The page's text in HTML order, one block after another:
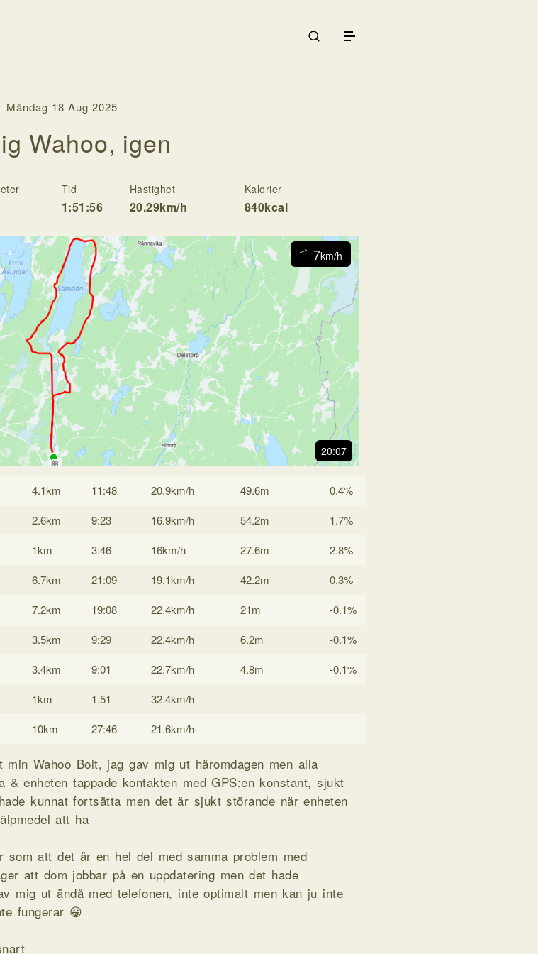
Måndag 18 Aug 2025
Wahoo, igen
Tid
1:51:56
Hastighet
20.29km/h
Kalorier
840kcal
7km/h
↓
20:07
4.1km 11:48 20.9km/h 49.6m 0.4%
2.6km 9:23 16.9km/h 54.2m 1.7%
1km 3:46 16km/h 27.6m 2.8%
6.7km 21:09 19.1km/h 42.2m 0.3%
7.2km 19:08 22.4km/h 21m -0.1%
3.5km 9:29 22.4km/h 6.2m -0.1%
3.4km 9:01 22.7km/h 4.8m -0.1%
1km 1:51 32.4km/h
10km 27:46 21.6km/h
Wahoo Bolt, jag gav mig ut häromdagen men alla
enheten tappade kontakten med GPS:en konstant, sjukt
kunnat fortsätta men det är sjukt störande när enheten
att ha
att det är en hel del med samma problem med
att dom jobbar på en uppdatering men det hade
mig ut ändå med telefonen, inte optimalt men kan ju inte
fungerar 😀